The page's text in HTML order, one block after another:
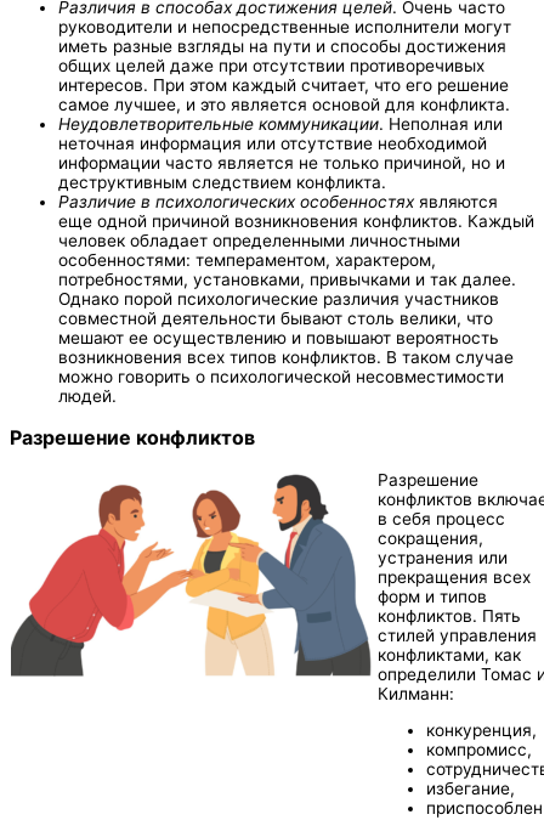
Различия в способах достижения целей. Очень часто
руководители и непосредственные исполнители могут
иметь разные взгляды на пути и способы достижения
общих целей даже при отсутствии противоречивых
интересов. При этом каждый считает, что его решение
самое лучшее, и это является основой для конфликта.
Неудовлетворительные коммуникации. Неполная или
неточная информация или отсутствие необходимой
информации часто является не только причиной, но и
деструктивным следствием конфликта.
Различие в психологических особенностяхявляются
еще одной причиной возникновения конфликтов. Каждый
человек обладает определенными личностными
особенностями: темпераментом, характером,
потребностями, установками, привычками и так далее.
Однако порой психологические различия участников
совместной деятельности бывают столь велики, что
мешают ее осуществлению и повышают вероятность
возникновения всех типов конфликтов. В таком случае
можно говорить о психологической несовместимости
людей.
Разрешение конфликтов
Разрешение
конфликтов
в себя процесс
сокращения,
устранения или
прекращения всех
форм и типов
конфликтов. Пять
стилей управления
конфликтами, как
определили Томас
Килманн:
конкуренция,
компромисс,
избегание,